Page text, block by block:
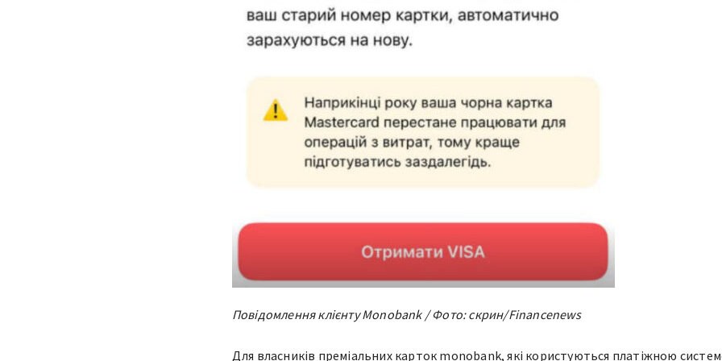
Повідомлення клієнту Monobank / Фото: скрин/Financenews
Для власників преміальних карток monobank, які користуються платіжною